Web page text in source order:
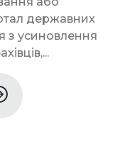
державних
з усиновлення